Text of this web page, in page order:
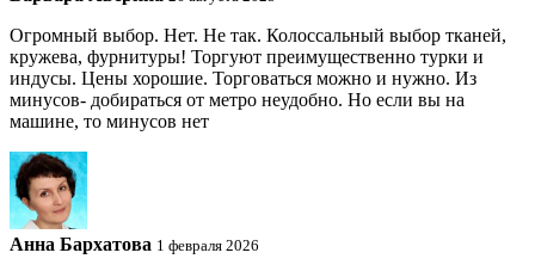
Огромный выбор. Нет. Не так. Колоссальный выбор тканей,
кружева, фурнитуры! Торгуют преимущественно турки и
индусы. Цены хорошие. Торговаться можно и нужно. Из
минусов- добираться от метро неудобно. Но если вы на
машине, то минусов нет
Анна Бархатова 1 февраля 2026